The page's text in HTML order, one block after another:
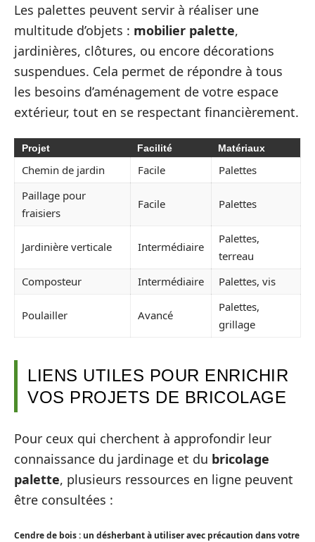
Les palettes peuvent servir à réaliser une
multitude d’objets : mobilier palette,
jardinières, clôtures, ou encore décorations
suspendues. Cela permet de répondre à tous
les besoins d’aménagement de votre espace
extérieur, tout en se respectant financièrement.
Projet Facilité Matériaux
Chemin de jardin Facile
Palettes
Paillage pour
fraisiers
Facile Palettes
Jardinière verticale Intermédiaire
Palettes,
terreau
Composteur
Intermédiaire Palettes, vis
Poulailler Avancé
Palettes,
grillage
LIENS UTILES POUR ENRICHIR
VOS PROJETS DE BRICOLAGE
Pour ceux qui cherchent à approfondir leur
connaissance du jardinage et du bricolage
palette, plusieurs ressources en ligne peuvent
être consultées :
Cendre de bois : un désherbant à utiliser avec précaution dans votre